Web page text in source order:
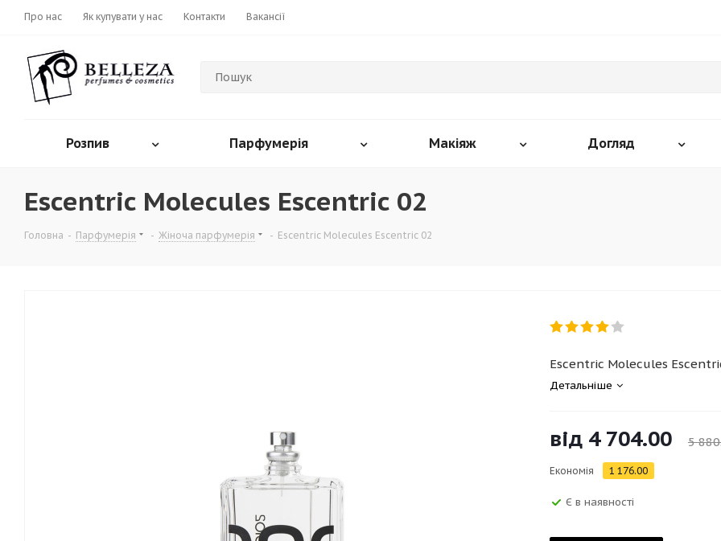
Про нас Як купувати у нас Контакти Вакансії
Розпив Парфумерія Макіяж Догляд
Escentric Molecules Escentric 02
Головна - Парфумерія - Жіноча парфумерія - Escentric Molecules Escentric 02
Escentric Molecules
Детальніше
від 4 704.00 5
Економія 1 176.00
Є в наявності